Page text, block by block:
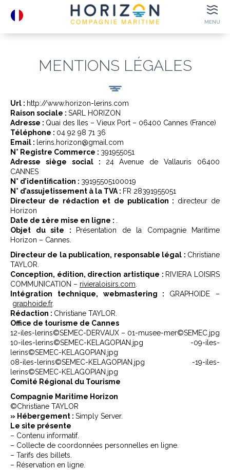
GROUPES E-TICKETS
MENU
BILLETTERIE
LIEUX
À VOIR
CONTACT
COORDONNÉES
MENTIONS LÉGALES
Url : http://www.horizon-lerins.com
Raison sociale : SARL HORIZON
Adresse : Quai des Iles – Vieux Port – 06400 Cannes (France)
Téléphone : 04 92 98 71 36
Email : lerins.horizon@gmail.com
N° Registre Commerce : 391955051
Adresse siège social : 24 Avenue de Vallauris 06400
CANNES
N° d’identification : 39195505100019
N° d’assujetissement à la TVA : FR 28391955051
Directeur de rédaction et de publication : directeur de
Horizon
Date de 1ère mise en ligne :
Objet du site :
Présentation de la Compagnie Maritime
Horizon – Cannes.
Directeur de la publication, responsable légal : Christiane
TAYLOR.
Conception, édition, direction artistique : RIVIERA LOISIRS
COMMUNICATION – rivieraloisirs.com
Intégration technique, webmastering : GRAPHOIDE –
graphoide.fr.
Rédaction : Christiane TAYLOR.
Office de tourisme de Cannes
12-iles-lerins©SEMEC-DERVAUX – 01-musee-mer©SEMEC.jpg
10-iles-lerins©SEMEC-KELAGOPIAN.jpg -09-iles-
lerins©SEMEC-KELAGOPIAN.jpg
08-iles-lerins©SEMEC-KELAGOPIAN.jpg -19-iles-
lerins©SEMEC-KELAGOPIAN.jpg
Comité Régional du Tourisme
Compagnie Maritime Horizon
©Christiane TAYLOR
» Hébergement : Simply Server.
Le site présente
– Contenu informatif.
– Collecte de coordonnées personnelles en ligne.
– Tarifs des billets.
– Réservation en ligne.